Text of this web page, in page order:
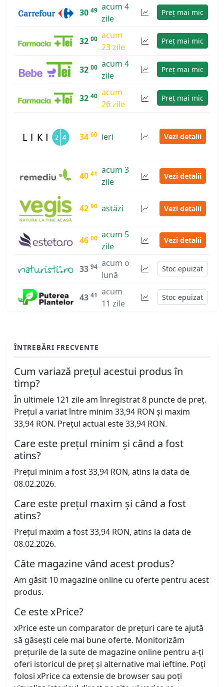
30 49 acum 4
zile
Preț mai mic
32 00 acum
23 zile
Preț mai mic
32 00 acum 4
zile
Preț mai mic
32 40 acum
26 zile
Preț mai mic
34 60 ieri Vezi detalii
40 41 acum 3
zile
Vezi detalii
42 90 astăzi Vezi detalii
46 00 acum 5
zile
Vezi detalii
33 94 acum o
lună
Stoc epuizat
43 41 acum
11 zile
Stoc epuizat
ÎNTREBĂRI FRECVENTE
Cum variază prețul acestui produs în
timp?
În ultimele 121 zile am înregistrat 8 puncte de preț.
Prețul a variat între minim 33,94 RON și maxim
33,94 RON. Prețul actual este 33,94 RON.
Care este prețul minim și când a fost
atins?
Prețul minim a fost 33,94 RON, atins la data de
08.02.2026.
Care este prețul maxim și când a fost
atins?
Prețul maxim a fost 33,94 RON, atins la data de
08.02.2026.
Câte magazine vând acest produs?
Am găsit 10 magazine online cu oferte pentru acest
produs.
Ce este xPrice?
xPrice este un comparator de prețuri care te ajută
să găsești cele mai bune oferte. Monitorizăm
prețurile de la sute de magazine online pentru a-ți
oferi istoricul de preț și alternative mai ieftine. Poți
folosi xPrice ca extensie de browser sau poți